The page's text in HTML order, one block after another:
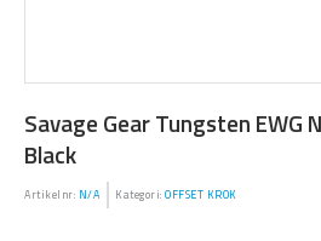
Savage Gear Tungsten EWG
Black
Artikelnr: N/A Kategori: OFFSET KROK